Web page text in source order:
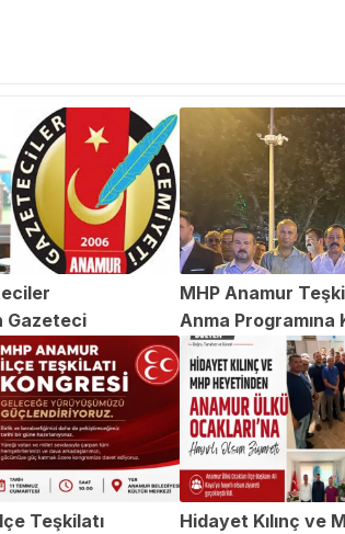
Gazeteci
Yapılan
MHP Anamur
Anma Programına
Teşkilatı
Hidayet Kılınç ve